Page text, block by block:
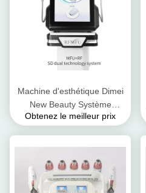
Machine d'esthétique Dimei
New Beauty Système
technologique MFU+RF
Obtenez le meilleur prix